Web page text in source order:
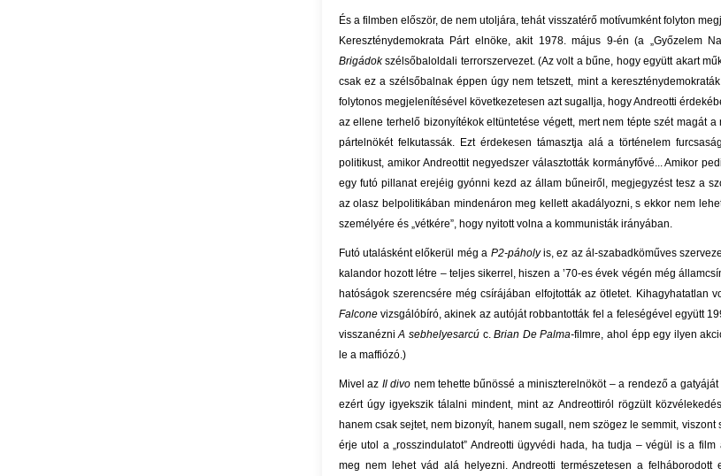
És a filmben először, de nem utoljára, tehát visszatérő motívumként folyton
Kereszténydemokrata Párt elnöke, akit 1978. május 9-én (a „Győzelem
Brigádokszélsőbaloldali terrorszervezet. (Az volt a bűne, hogy együtt akart
csak ez a szélsőbalnak éppen úgy nem tetszett, mint a
folytonos megjelenítésével következetesen azt sugallja, hogy Andreotti
az ellene terhelő bizonyítékok eltüntetése végett, mert nem tépte szét magát
pártelnökét felkutassák. Ezt érdekesen támasztja alá a történelem
politikust, amikor Andreottit negyedszer választották kormányfővé... Amikor
egy futó pillanat erejéig gyónni kezd az állam bűneiről, megjegyzést tesz a
az olasz belpolitikában mindenáron meg kellett akadályozni, s ekkor nem
személyére és „vétkére”, hogy nyitott volna a kommunisták irányában.
Futó utalásként előkerül még a P2-páholyis, ez az ál-szabadköműves
kalandor hozott létre – teljes sikerrel, hiszen a ’70-es évek végén még
hatóságok szerencsére még csírájában elfojtották az ötletet. Kihagyhatatlan
Falconevizsgálóbíró, akinek az autóját robbantották fel a feleségével együtt
visszanézniA sebhelyesarcúc.Brian De Palma-filmre, ahol épp egy ilyen
le a maffiózó.)
Mivel az Il divo nem tehette bűnössé a miniszterelnököt – a rendező a
ezért úgy igyekszik tálalni mindent, mint az Andreottiról rögzült
hanem csak sejtet, nem bizonyít, hanem sugall, nem szögez le semmit, viszont
érje utol a „rosszindulatot” Andreotti ügyvédi hada, ha tudja – végül is a
meg nem lehet vád alá helyezni. Andreotti természetesen a felháborodott